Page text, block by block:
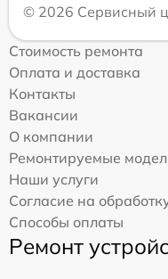
© 2026 Сервисный
Стоимость ремонта
Оплата и доставка
Контакты
Вакансии
О компании
Ремонтируемые
Наши услуги
Согласие на
Способы оплаты
Ремонт